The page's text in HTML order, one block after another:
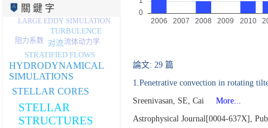
關 鍵 字
STELLAR
STRUCTURES
STELLAR CORES
HYDRODYNAMICAL
SIMULATIONS
STRATIFIED FLOWS
对流
TURBULENCE
LARGE EDDY SIMULATION
流体动力学
阻力系数
論文: 29 篇
1.Penetrative convection in rotating
Sreenivasan, SE, Cai
More...
Astrophysical Journal[0004-637X],